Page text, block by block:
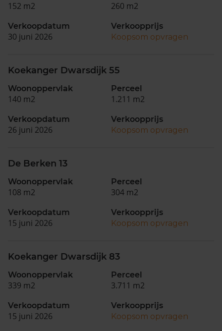
152 m2 260 m2
Verkoopdatum
30 juni 2026
Verkoopprijs
Koopsom opvragen
Koekanger Dwarsdijk 55
Woonoppervlak
140 m2
Perceel
1.211 m2
Verkoopdatum
26 juni 2026
Verkoopprijs
Koopsom opvragen
De Berken 13
Woonoppervlak
108 m2
Perceel
304 m2
Verkoopdatum
15 juni 2026
Verkoopprijs
Koopsom opvragen
Koekanger Dwarsdijk 83
Woonoppervlak
339 m2
Perceel
3.711 m2
Verkoopdatum
15 juni 2026
Verkoopprijs
Koopsom opvragen